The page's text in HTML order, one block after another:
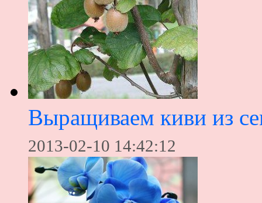
Выращиваем киви из
2013-02-10 14:42:12